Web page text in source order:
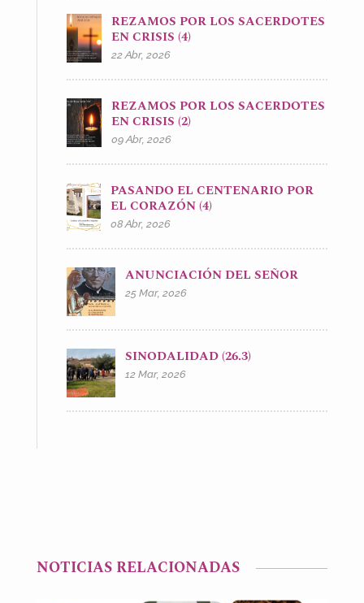
REZAMOS POR LOS SACERDOTES
EN CRISIS (4)
22 Abr, 2026
REZAMOS POR LOS SACERDOTES
EN CRISIS (2)
09 Abr, 2026
PASANDO EL CENTENARIO POR
EL CORAZÓN (4)
08 Abr, 2026
ANUNCIACIÓN DEL SEÑOR
25 Mar, 2026
SINODALIDAD (26.3)
12 Mar, 2026
NOTICIAS RELACIONADAS